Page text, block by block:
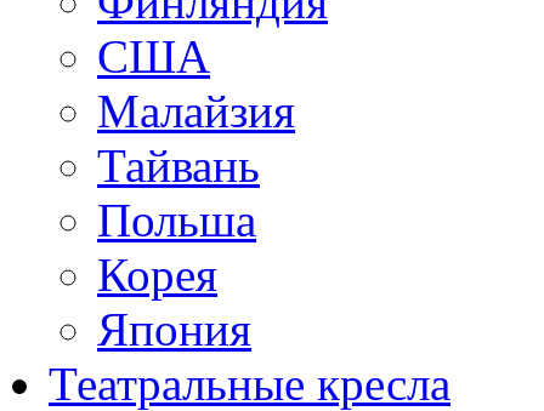
США
Малайзия
Тайвань
Польша
Корея
Япония
Театральные кресла